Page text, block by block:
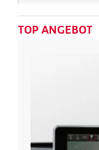
TOP ANGEBOT